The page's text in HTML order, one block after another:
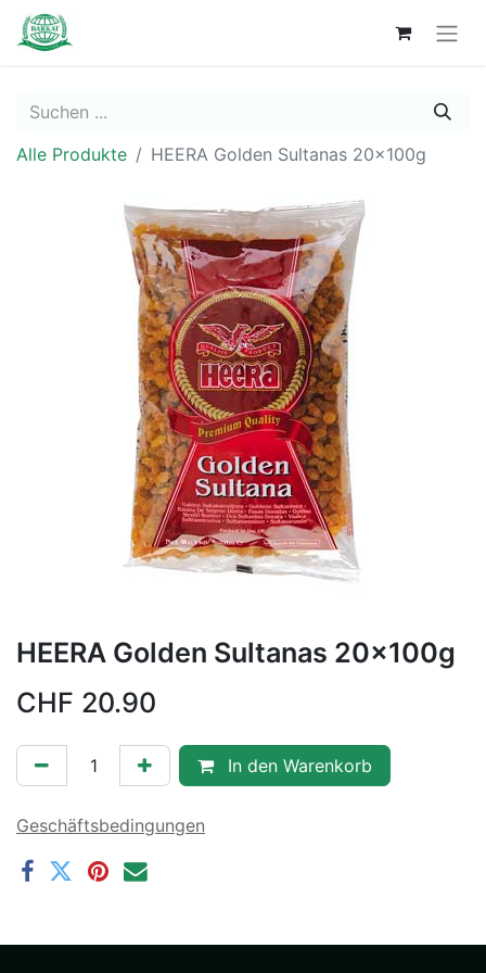
Alle Produkte HEERA Golden Sultanas 20x100g
HEERA Golden Sultanas 20x100g
CHF 20.90
In den Warenkorb
Geschäftsbedingungen